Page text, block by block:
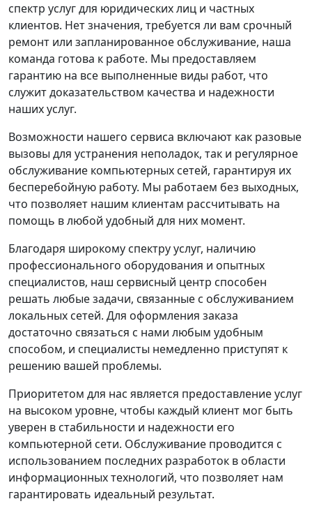
спектр услуг для юридических лиц и частных
клиентов. Нет значения, требуется ли вам срочный
ремонт или запланированное обслуживание, наша
команда готова к работе. Мы предоставляем
гарантию на все выполненные виды работ, что
служит доказательством качества и надежности
наших услуг.
Возможности нашего сервиса включают как разовые
вызовы для устранения неполадок, так и регулярное
обслуживание компьютерных сетей, гарантируя их
бесперебойную работу. Мы работаем без выходных,
что позволяет нашим клиентам рассчитывать на
помощь в любой удобный для них момент.
Благодаря широкому спектру услуг, наличию
профессионального оборудования и опытных
специалистов, наш сервисный центр способен
решать любые задачи, связанные с обслуживанием
локальных сетей. Для оформления заказа
достаточно связаться с нами любым удобным
способом, и специалисты немедленно приступят к
решению вашей проблемы.
Приоритетом для нас является предоставление услуг
на высоком уровне, чтобы каждый клиент мог быть
уверен в стабильности и надежности его
компьютерной сети. Обслуживание проводится с
использованием последних разработок в области
информационных технологий, что позволяет нам
гарантировать идеальный результат.